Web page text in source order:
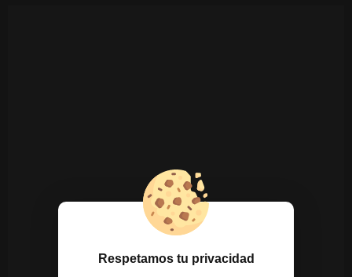
Respetamos tu privacidad